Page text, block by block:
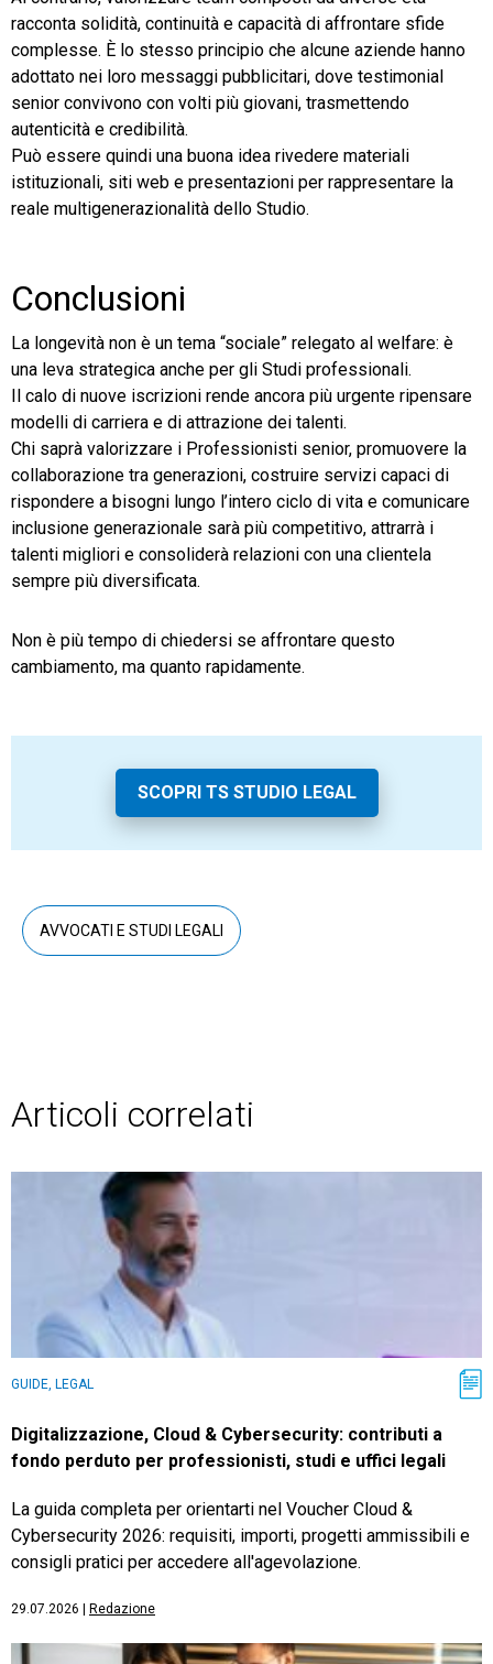
racconta solidità, continuità e capacità di affrontare sfide
complesse. È lo stesso principio che alcune aziende hanno
adottato nei loro messaggi pubblicitari, dove testimonial
senior convivono con volti più giovani, trasmettendo
autenticità e credibilità.
Può essere quindi una buona idea rivedere materiali
istituzionali, siti web e presentazioni per rappresentare la
reale multigenerazionalità dello Studio.
Conclusioni
La longevità non è un tema “sociale” relegato al welfare: è
una leva strategica anche per gli Studi professionali.
Il calo di nuove iscrizioni rende ancora più urgente ripensare
modelli di carriera e di attrazione dei talenti.
Chi saprà valorizzare i Professionisti senior, promuovere la
collaborazione tra generazioni, costruire servizi capaci di
rispondere a bisogni lungo l’intero ciclo di vita e comunicare
inclusione generazionale sarà più competitivo, attrarrà i
talenti migliori e consoliderà relazioni con una clientela
sempre più diversificata.
Non è più tempo di chiedersi se affrontare questo
cambiamento, ma quanto rapidamente.
SCOPRI TS STUDIO LEGAL
AVVOCATI E STUDI LEGALI
Articoli correlati
GUIDE, LEGAL
Digitalizzazione, Cloud & Cybersecurity: contributi a
fondo perduto per professionisti, studi e uffici legali
La guida completa per orientarti nel Voucher Cloud &
Cybersecurity 2026: requisiti, importi, progetti ammissibili e
consigli pratici per accedere all'agevolazione.
29.07.2026 Redazione